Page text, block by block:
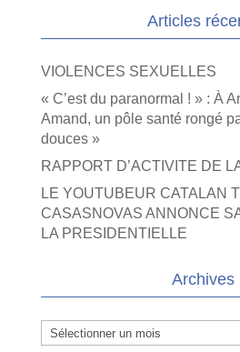
Articles
VIOLENCES SEXUELLES
« C’est du paranormal ! » : À
Amand, un pôle santé rongé
douces »
RAPPORT D’ACTIVITE DE
LE YOUTUBEUR CATALAN
CASASNOVAS ANNONCE
LA PRESIDENTIELLE
Archives
Archives